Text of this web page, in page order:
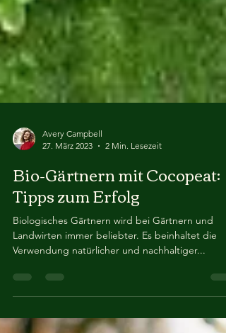
27. März 2023
2 Min. Lesezeit
Bio-Gärtnern mit Cocopeat:
Tipps zum Erfolg
Biologisches Gärtnern wird bei Gärtnern und
Verwendung natürlicher und nachhaltiger...